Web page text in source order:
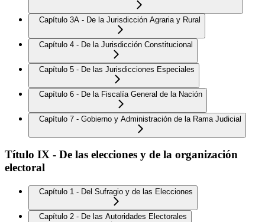
Capítulo 3A - De la Jurisdicción Agraria y Rural
Capítulo 4 - De la Jurisdicción Constitucional
Capítulo 5 - De las Jurisdicciones Especiales
Capítulo 6 - De la Fiscalía General de la Nación
Capítulo 7 - Gobierno y Administración de la Rama Judicial
Título IX - De las elecciones y de la organización
electoral
Capítulo 1 - Del Sufragio y de las Elecciones
Capítulo 2 - De las Autoridades Electorales